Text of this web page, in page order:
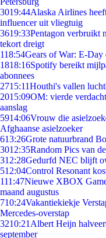
3019:44Alaska Airlines
influencer uit vliegtuig
3619:33Pentagon verbruikt
tekort dreigt
118:54Gears of War: E-Day
1818:16Spotify bereikt
abonnees
2715:11Houthi's vallen
2015:09OM: vierde
aanslag
5914:06Vrouw die
Afghaanse asielzoeker
613:26Grote natuurbrand
3012:35Random Pics van
312:28Gedurfd NEC blijft
512:04Control Resonant
111:47Nieuwe XBOX
maand augustus
710:24Vakantiekiekje
Mercedes-overstap
3210:21 Albert Heijn
september